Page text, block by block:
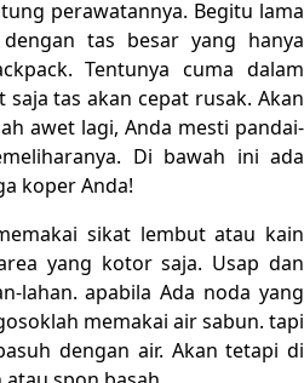
perawatannya. Begitu lama
tas besar yang hanya
Tentunya cuma dalam
tas akan cepat rusak. Akan
awet lagi, Anda mesti pandai-
Di bawah ini ada
koper Anda!
sikat lembut atau kain
yang kotor saja. Usap dan
lahan. apabila Ada noda yang
memakai air sabun. tapi
dengan air. Akan tetapi di